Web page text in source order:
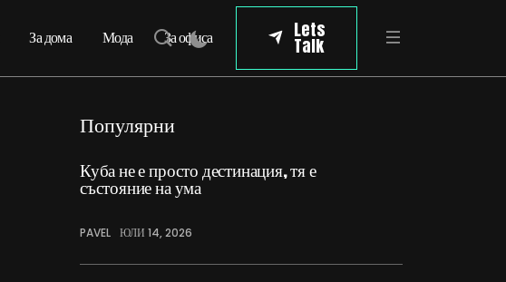
За дома Мода За офиса Lets
Talk
Популярни
Куба не е просто дестинация, тя е
състояние на ума
PAVEL ЮЛИ 14, 2026